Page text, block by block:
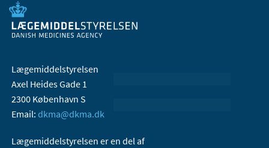
Lægemiddelstyrelsen
Axel Heides Gade 1
2300 København S
Email: dkma@dkma.dk
Lægemiddelstyrelsen er en del af